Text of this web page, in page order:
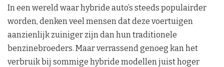
In een wereld waar hybride auto’s steeds populairder
worden, denken veel mensen dat deze voertuigen
aanzienlijk zuiniger zijn dan hun traditionele
benzinebroeders. Maar verrassend genoeg kan het
verbruik bij sommige hybride modellen juist hoger